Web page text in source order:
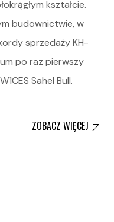
kształcie.
budownictwie, w
sprzedaży KH-
po raz pierwszy
Sahel Bull.
ZOBACZ WIĘCEJ